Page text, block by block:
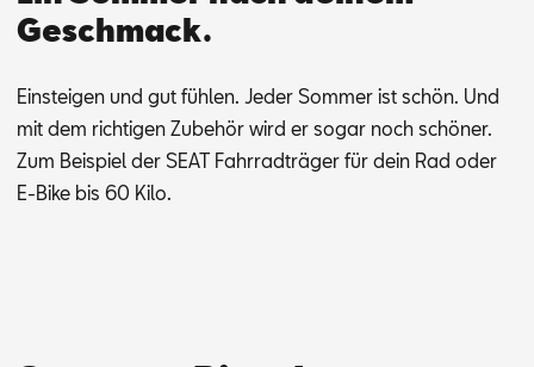
Geschmack.
Ein­stei­gen und gut füh­len. Je­der Som­mer ist schön. Und
mit dem rich­ti­gen Zu­be­hör wird er so­gar noch schö­ner.
Zum Bei­spiel der SEAT Fahr­rad­trä­ger für dein Rad oder
E-Bike bis 60 Kilo.